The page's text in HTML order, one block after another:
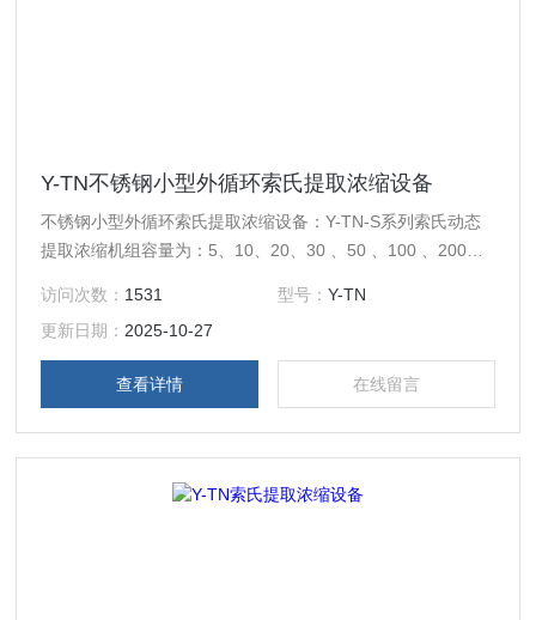
Y-TN不锈钢小型外循环索氏提取浓缩设备
不锈钢小型外循环索氏提取浓缩设备：Y-TN-S系列索氏动态
提取浓缩机组容量为：5、10、20、30 、50 、100 、200、
研发及中小试生产线。
访问次数： 1531 型号： Y-TN
更新日期： 2025-10-27
查看详情 在线留言